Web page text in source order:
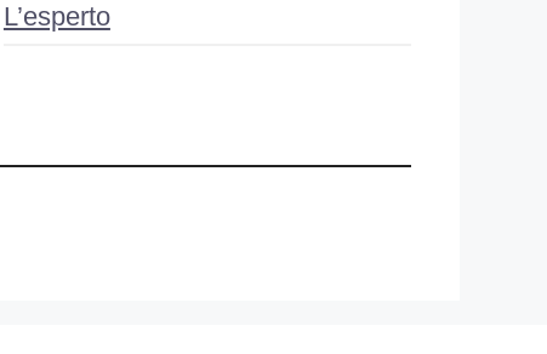
L’esperto